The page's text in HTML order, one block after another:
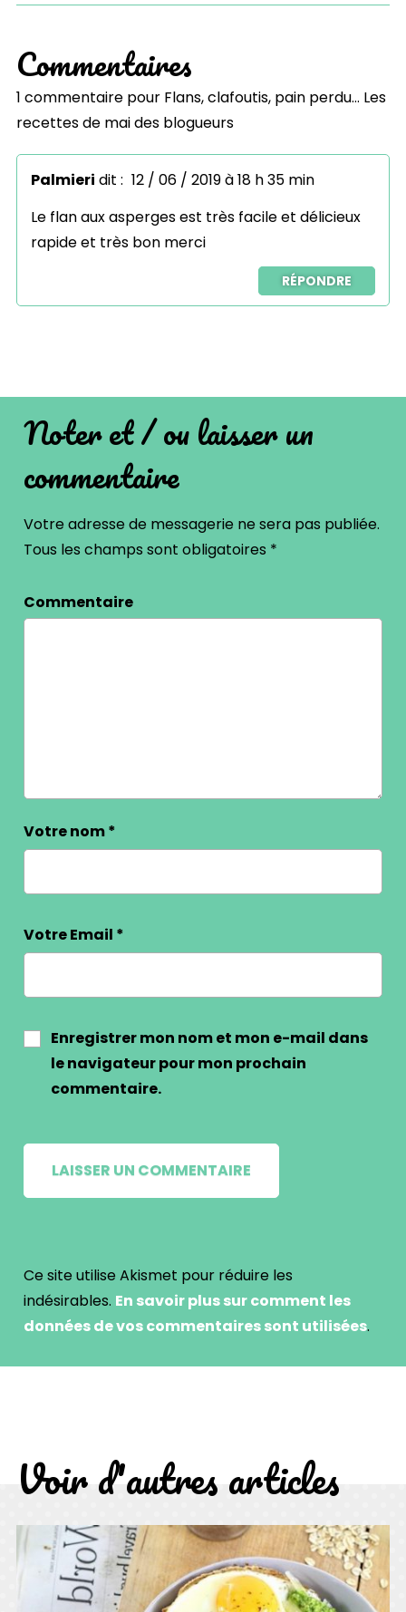
Commentaires
1 commentaire pour Flans, clafoutis, pain perdu… Les
recettes de mai des blogueurs
Palmieri dit : 12 / 06 / 2019 à 18 h 35 min
Le flan aux asperges est très facile et délicieux
rapide et très bon merci
RÉPONDRE
Noter et / ou laisser un
commentaire
Votre adresse de messagerie ne sera pas publiée.
Tous les champs sont obligatoires *
Commentaire
Votre nom*
Votre Email *
Enregistrer mon nom et mon e-mail dans
le navigateur pour mon prochain
commentaire.
Ce site utilise Akismet pour réduire les
indésirables. En savoir plus sur comment les
données de vos commentaires sont utilisées.
Voir d'autres articles